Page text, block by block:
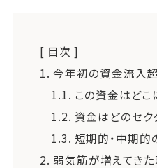
[ 目次 ]
1. 今年初の資金流入超
1.1. この資金はどこ
1.2. 資金はどのセク
1.3. 短期的・中期的
2. 弱気筋が増えてき